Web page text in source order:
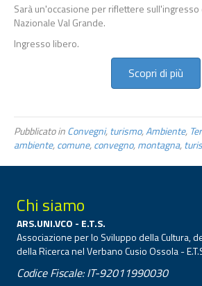
Sarà un'occasione per riflettere sull'ingresso
Nazionale Val Grande.
Ingresso libero.
Scopri di più
Pubblicato inConvegni,turismo,Ambiente,
ambiente,comune,convegno,montagna,
Chi siamo
ARS.UNI.VCO - E.T.S.
Associazione per lo Sviluppo della Cultura,
della Ricerca nel Verbano Cusio Ossola -
Codice Fiscale: IT-92011990030